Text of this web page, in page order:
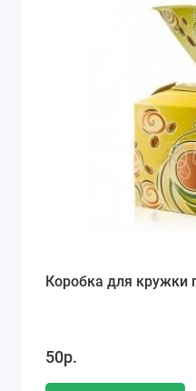
Коробка для кружки
50р.